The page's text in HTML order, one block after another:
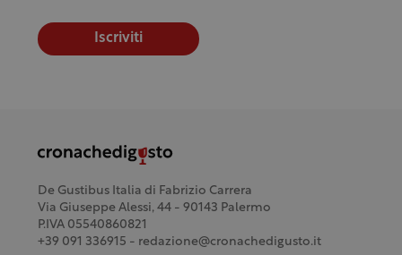
Iscriviti
De Gustibus Italia di Fabrizio Carrera
Via Giuseppe Alessi, 44 - 90143 Palermo
P.IVA 05540860821
+39 091 336915 - redazione@cronachedigusto.it